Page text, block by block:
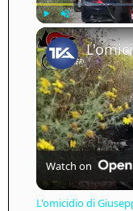
Play Unmute
Watch on
L'omicidio di